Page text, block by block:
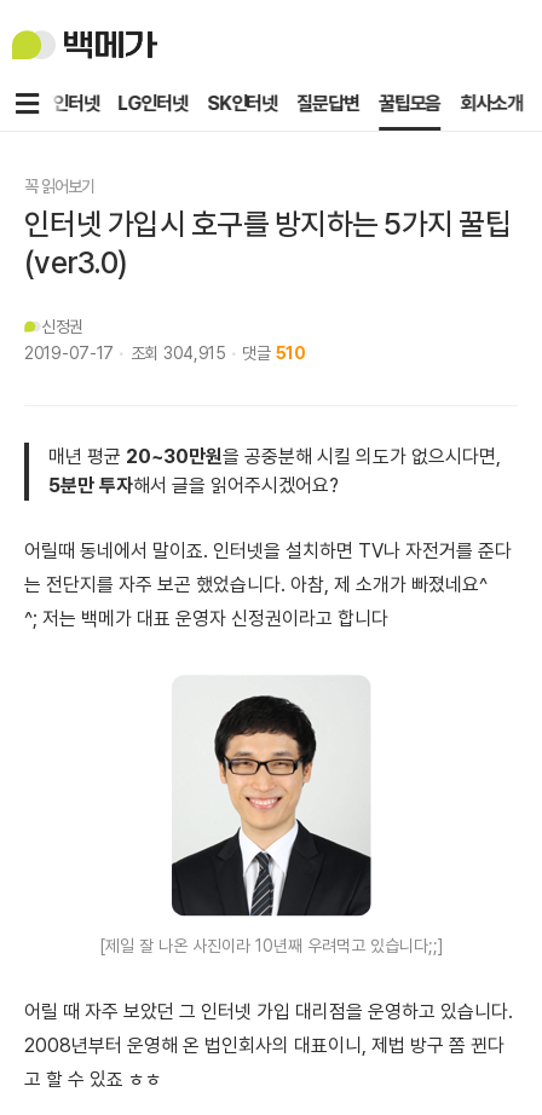
백
메
KT인터넷 LG인터넷 SK인터넷 질문답변 꿀팁모음 회사소개
메
꼭 읽어보기
인터넷 가입시 호구를 방지하는 5가지 꿀팁
(ver3.0)
신정권
2019-07-17
조회 304,915 댓글 510
매년 평균 20~30만원을 공중분해 시킬 의도가 없으시다면,
5분만 투자해서 글을 읽어주시겠어요?
어릴때 동네에서 말이죠. 인터넷을 설치하면 TV나 자전거를 준다
는 전단지를 자주 보곤 했었습니다. 아참, 제 소개가 빠졌네요^
^; 저는 백메가 대표 운영자 신정권이라고 합니다
[제일 잘 나온 사진이라 10년째 우려먹고 있습니다;;]
어릴 때 자주 보았던 그 인터넷 가입 대리점을 운영하고 있습니다.
2008년부터 운영해 온 법인회사의 대표이니, 제법 방구 쫌 뀐다
고 할 수 있죠 ㅎㅎ